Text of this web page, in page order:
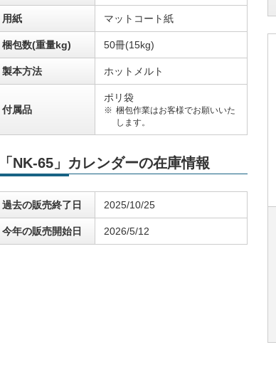
用紙 マットコート紙
梱包数(重量kg) 50冊(15kg)
製本方法 ホットメルト
付属品
ポリ袋
梱包作業はお客様でお願いいた
します。
「NK-65」カレンダーの在庫情報
過去の販売終了日 2025/10/25
今年の販売開始日 2026/5/12